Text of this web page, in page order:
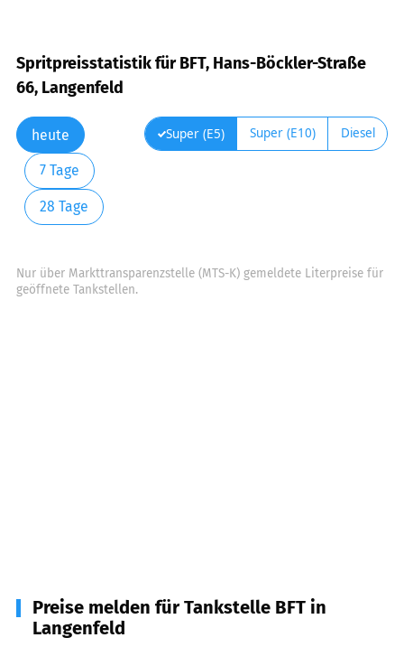
Spritpreisstatistik für BFT, Hans-Böckler-Straße
66, Langenfeld
heute
7 Tage
28 Tage
Super (E5) Super (E10) Diesel
Nur über Markttransparenzstelle (MTS-K) gemeldete Literpreise für
geöffnete Tankstellen.
Preise melden für Tankstelle BFT in
Langenfeld